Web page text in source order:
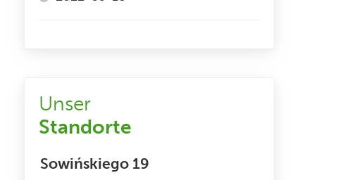
Unser
Standorte
Sowińskiego 19